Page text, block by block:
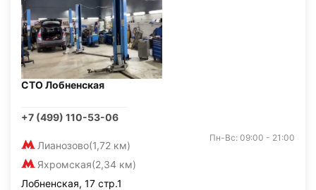
СТО Лобненская
+7 (499) 110-53-06
Лианозово(1,72 км)
Яхромская(2,34 км)
Пн-Вс: 09:00 - 21:00
Лобненская, 17 стр.1